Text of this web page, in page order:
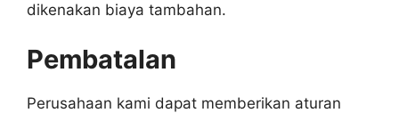
dikenakan biaya tambahan.
Pembatalan
Perusahaan kami dapat memberikan aturan